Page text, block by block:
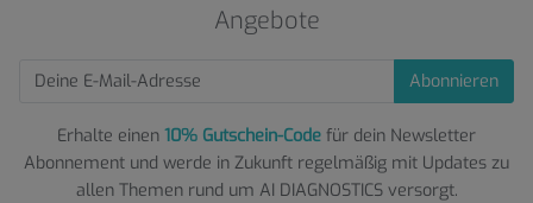
Angebote
Abonnieren
Erhalte einen 10% Gutschein-Code für dein Newsletter
Abonnement und werde in Zukunft regelmäßig mit Updates zu
allen Themen rund um AI DIAGNOSTICS versorgt.